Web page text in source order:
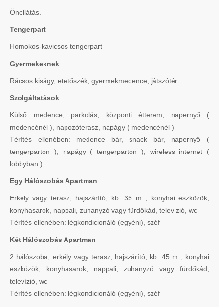
Önellátás.
Tengerpart
Homokos-kavicsos tengerpart
Gyermekeknek
Rácsos kiságy, etetőszék, gyermekmedence, játszótér
Szolgáltatások
Külső medence, parkolás, központi étterem, napernyő (
medencénél ), napozóterasz, napágy ( medencénél )
Térítés ellenében: medence bár, snack bár, napernyő (
tengerparton ), napágy ( tengerparton ), wireless internet (
lobbyban )
Egy Hálószobás Apartman
Erkély vagy terasz, hajszárító, kb. 35 m , konyhai eszközök,
konyhasarok, nappali, zuhanyzó vagy fürdőkád, televízió, wc
Térítés ellenében: légkondicionáló (egyéni), széf
Két Hálószobás Apartman
2 hálószoba, erkély vagy terasz, hajszárító, kb. 45 m , konyhai
eszközök, konyhasarok, nappali, zuhanyzó vagy fürdőkád,
televízió, wc
Térítés ellenében: légkondicionáló (egyéni), széf